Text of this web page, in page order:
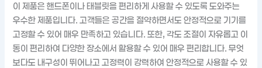
이 제품은 핸드폰이나 태블릿을 편리하게 사용할 수 있도록 도와주는
우수한 제품입니다. 고객들은 공간을 절약하면서도 안정적으로 기기를
고정할 수 있어 매우 만족하고 있습니다. 또한, 각도 조절이 자유롭고 이
동이 편리하여 다양한 장소에서 활용할 수 있어 매우 편리합니다. 무엇
보다도 내구성이 뛰어나고 고정력이 강력하여 안정적으로 사용할 수 있